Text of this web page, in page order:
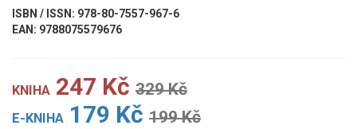
ISBN / ISSN: 978-80-7557-967-6
EAN: 9788075579676
KNIHA 247 Kč 329 Kč
E-KNIHA 179 Kč 199 Kč